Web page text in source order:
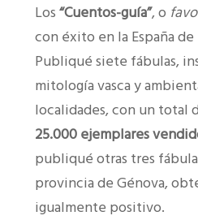
Los“Cuentos-guía”, o
con éxito en la España
Publiqué siete fábulas,
mitología vasca y
localidades, con un total
25.000 ejemplares
publiqué otras tres
provincia de Génova,
igualmente positivo.